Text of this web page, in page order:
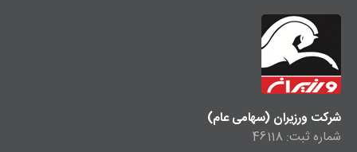
شرکت ورزیران (سهامی عام)
شماره ثبت: 46118